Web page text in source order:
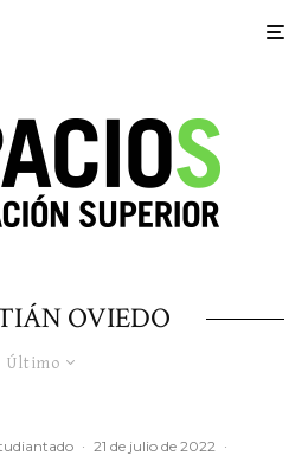
OVIEDO
Último
· 21 de julio de 2022 ·